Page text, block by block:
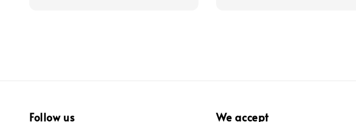
Follow us We accept